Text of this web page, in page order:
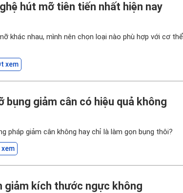
hút mỡ tiên tiến nhất hiện nay
khác nhau, mình nên chọn loại nào phù hợp với cơ
xem
bụng giảm cân có hiệu quả không
pháp giảm cân không hay chỉ là làm gọn bụng thôi?
giảm kích thước ngực không